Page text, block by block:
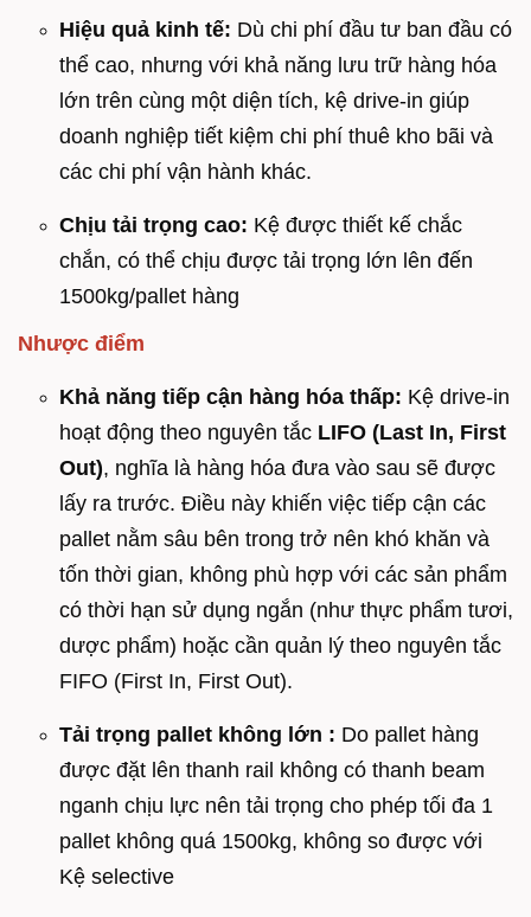
Hiệu quả kinh tế: Dù chi phí đầu tư ban đầu có
thể cao, nhưng với khả năng lưu trữ hàng hóa
lớn trên cùng một diện tích, kệ drive-in giúp
doanh nghiệp tiết kiệm chi phí thuê kho bãi và
các chi phí vận hành khác.
Chịu tải trọng cao: Kệ được thiết kế chắc
chắn, có thể chịu được tải trọng lớn lên đến
1500kg/pallet hàng
Nhược điểm
Khả năng tiếp cận hàng hóa thấp: Kệ drive-in
hoạt động theo nguyên tắc LIFO (Last In, First
Out), nghĩa là hàng hóa đưa vào sau sẽ được
lấy ra trước. Điều này khiến việc tiếp cận các
pallet nằm sâu bên trong trở nên khó khăn và
tốn thời gian, không phù hợp với các sản phẩm
có thời hạn sử dụng ngắn (như thực phẩm tươi,
dược phẩm) hoặc cần quản lý theo nguyên tắc
FIFO (First In, First Out).
Tải trọng pallet không lớn : Do pallet hàng
được đặt lên thanh rail không có thanh beam
nganh chịu lực nên tải trọng cho phép tối đa 1
pallet không quá 1500kg, không so được với
Kệ selective